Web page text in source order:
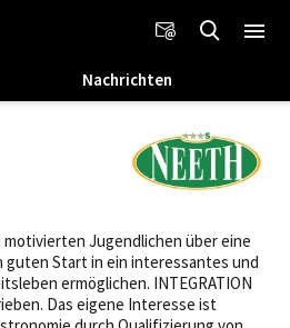
Nachrichten
Jugendlichen über eine
guten Start in ein interessantes und
ermöglichen. INTEGRATION
Das eigene Interesse ist